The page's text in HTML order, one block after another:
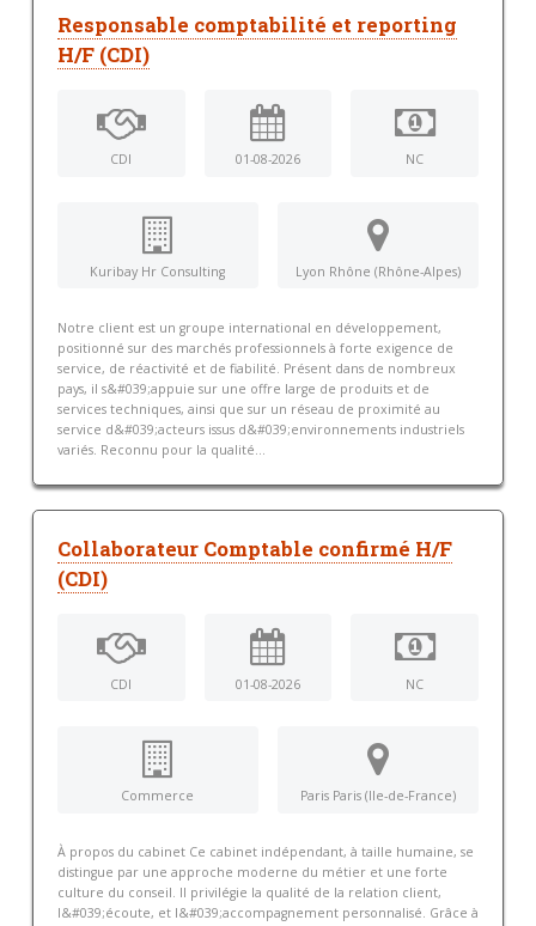
Responsable comptabilité et reporting
H/F (CDI)
CDI 01-08-2026 NC
Kuribay Hr Consulting Lyon Rhône (Rhône-Alpes)
Notre client est un groupe international en développement,
positionné sur des marchés professionnels à forte exigence de
service, de réactivité et de fiabilité. Présent dans de nombreux
pays, il s&#039;appuie sur une offre large de produits et de
services techniques, ainsi que sur un réseau de proximité au
service d&#039;acteurs issus d&#039;environnements industriels
variés. Reconnu pour la qualité...
Collaborateur Comptable confirmé H/F
(CDI)
CDI 01-08-2026 NC
Commerce Paris Paris (Ile-de-France)
À propos du cabinet Ce cabinet indépendant, à taille humaine, se
distingue par une approche moderne du métier et une forte
culture du conseil. Il privilégie la qualité de la relation client,
l&#039;écoute, et l&#039;accompagnement personnalisé. Grâce à